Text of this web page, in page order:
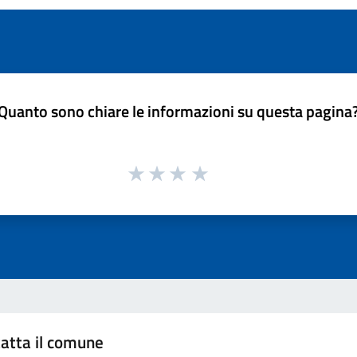
sono chiare le informazioni su questa
il comune